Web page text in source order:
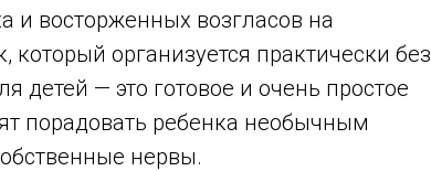
и восторженных возгласов на
который организуется практически без
детей — это готовое и очень простое
порадовать ребенка необычным
нервы.